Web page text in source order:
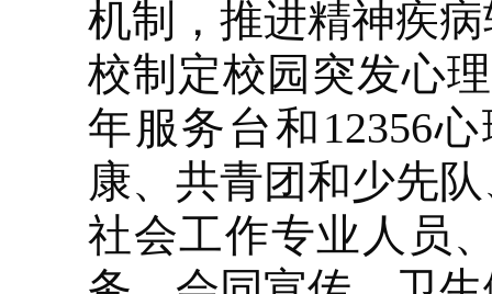
机制，推进精神疾
校制定校园突发心
年服务台和12356
康、共青团和少先
社会工作专业人员